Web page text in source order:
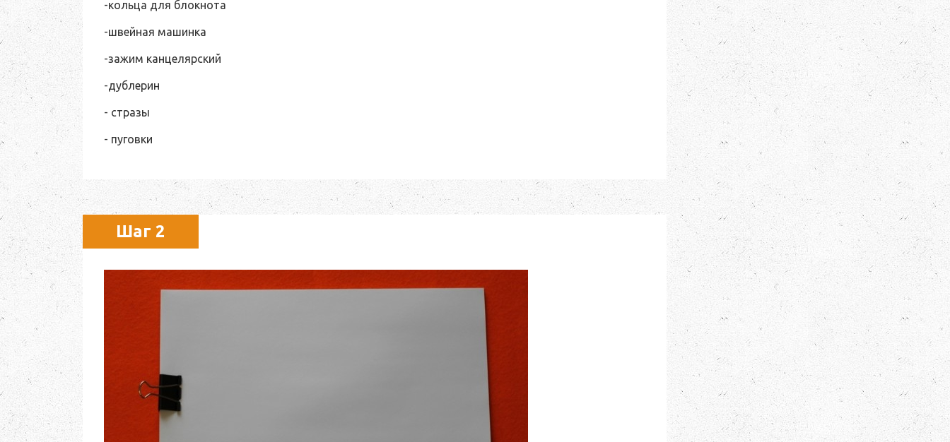
-кольца для блокнота
-швейная машинка
-зажим канцелярский
-дублерин
- стразы
- пуговки
Шаг 2